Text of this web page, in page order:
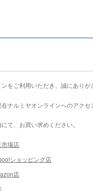
をご利用いただき、誠にありが
ナルミヤオンラインへのアクセ
て、お買い求めください。
市場店
ショッピング店
店